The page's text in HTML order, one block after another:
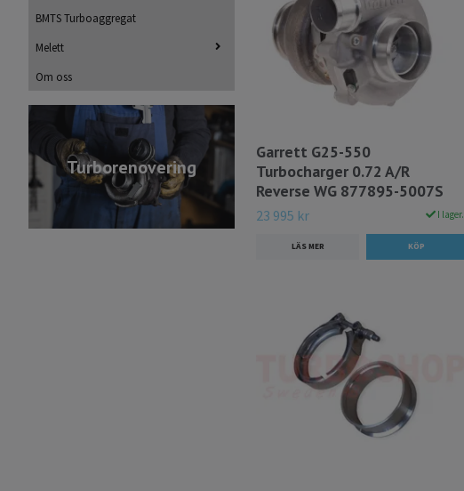
BMTS Turboaggregat
Melett
Om oss
Turborenovering
Garrett G25-550
Turbocharger 0.72 A/R
Reverse WG 877895-5007S
23 995 kr I lager.
LÄS MER